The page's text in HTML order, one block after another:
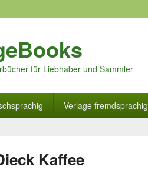
für Liebhaber und Sammler
Verlage fremdsprachig
Kaffee